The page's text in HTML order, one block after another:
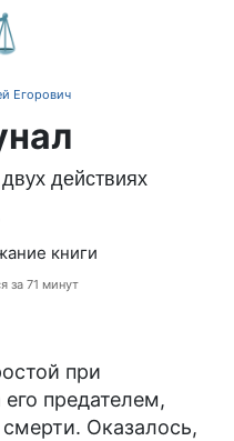
Егорович
действиях
книги
за 71 минут
при
предателем,
Оказалось,